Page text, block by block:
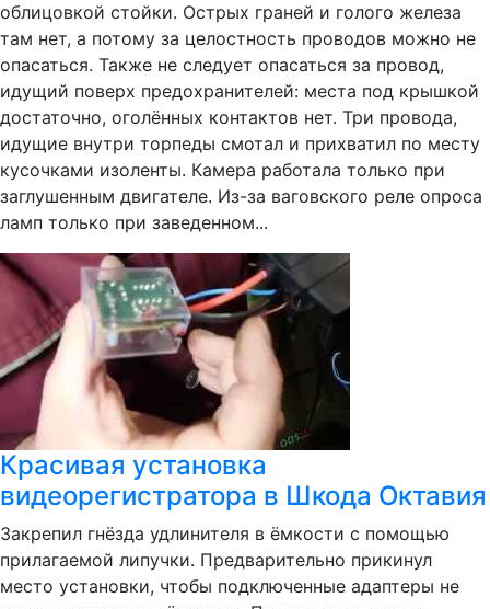
облицовкой стойки. Острых граней и голого железа
там нет, а потому за целостность проводов можно не
опасаться. Также не следует опасаться за провод,
идущий поверх предохранителей: места под крышкой
достаточно, оголённых контактов нет. Три провода,
идущие внутри торпеды смотал и прихватил по месту
кусочками изоленты. Камера работала только при
заглушенным двигателе. Из-за ваговского реле опроса
ламп только при заведенном...
Красивая установка
видеорегистратора в Шкода Октавия
Закрепил гнёзда удлинителя в ёмкости с помощью
прилагаемой липучки. Предварительно прикинул
место установки, чтобы подключенные адаптеры не